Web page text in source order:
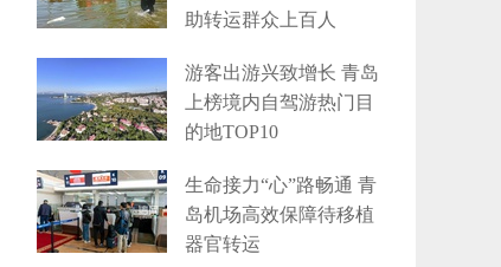
助转运群众上百人
游客出游兴致增长 青岛
上榜境内自驾游热门目
的地TOP10
生命接力“心”路畅通 青
岛机场高效保障待移植
器官转运